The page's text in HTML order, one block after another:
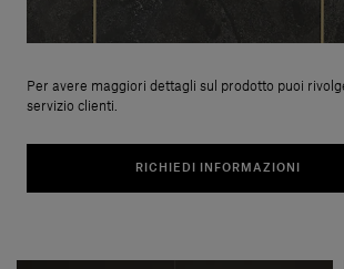
Per avere maggiori dettagli sul prodotto puoi
servizio clienti.
RICHIEDI INFORMAZIONI